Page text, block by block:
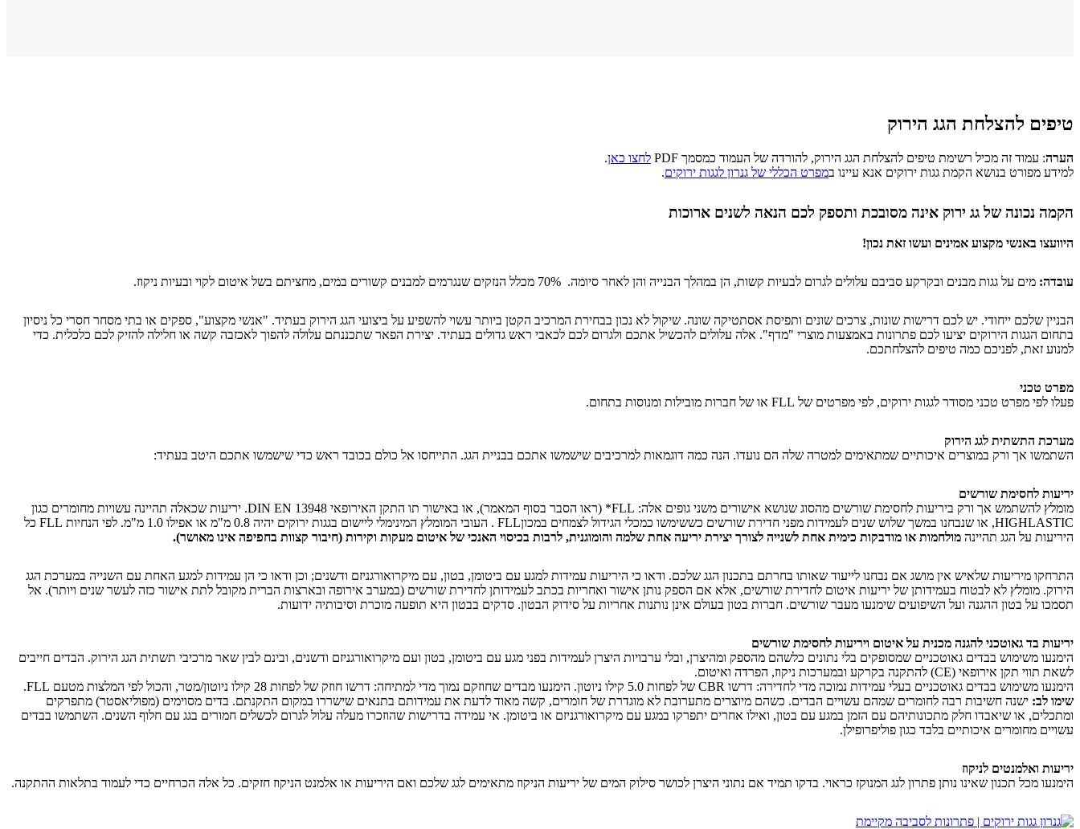
טיפים להצלחת הגג הירוק
הערה: עמוד זה מכיל רשימת טיפים להצלחת הגג הירוק, להורדה של העמוד כמסמך PDF לחצו כאן.
למידע מפורט בנושא הקמת גגות ירוקים אנא עיינו במפרט הכללי של גנרון לגגות ירוקים.
הקמה נכונה של גג ירוק אינה מסובכת ותספק לכם הנאה לשנים ארוכות
היוועצו באנשי מקצוע אמינים ועשו זאת נכון!
עובדה: מים על גגות מבנים ובקרקע סביבם עלולים לגרום לבעיות קשות, הן במהלך הבנייה והן לאחר סיומה. 70% מכלל הנזקים שנגרמים למבנים קשורים במים, מחציתם בשל איטום לקוי ובעיות ניקוז.
הבניין שלכם ייחודי. יש לכם דרישות שונות, צרכים שונים ותפיסת אסתטיקה שונה. שיקול לא נכון בבחירת המרכיב הקטן ביותר עשוי להשפיע על ביצועי הגג הירוק בעתיד. "אנשי מקצוע", ספקים או בתי מסחר חסרי כל ניסיון
בתחום הגגות הירוקים יציעו לכם פתרונות באמצעות מוצרי "מדף". אלה עלולים להכשיל אתכם ולגרום לכם לכאבי ראש גדולים בעתיד. יצירת הפאר שתכננתם עלולה להפוך לאכזבה קשה או חלילה להזיק לכם כלכלית. כדי
למנוע זאת, לפניכם כמה טיפים להצלחתכם.
מפרט טכני
פעלו לפי מפרט טכני מסודר לגגות ירוקים, לפי מפרטים של FLL או של חברות מובילות ומנוסות בתחום.
מערכת התשתית לגג הירוק
השתמשו אך ורק במוצרים איכותיים שמתאימים למטרה שלה הם נועדו. הנה כמה דוגמאות למרכיבים שישמשו אתכם בבניית הגג. התייחסו אל כולם בכובד ראש כדי שישמשו אתכם היטב בעתיד:
יריעות לחסימת שורשים
מומלץ להשתמש אך ורק ביריעות לחסימת שורשים מהסוג שנושא אישורים משני גופים אלה: FLL* (ראו הסבר בסוף המאמר), או באישור תו התקן האירופאי DIN EN 13948. יריעות שכאלה תהיינה עשויות מחומרים כגון
HIGHLASTIC, או שנבחנו במשך שלוש שנים לעמידות מפני חדירת שורשים כששימשו כמכלי הגידול לצמחים במכוןFLL . העובי המומלץ המינימלי ליישום בגגות ירוקים יהיה 0.8 מ"מ או אפילו 1.0 מ"מ. לפי הנחיות FLL כל
היריעות על הגג תהיינה מולחמות או מודבקות כימית אחת לשנייה לצורך יצירת יריעה אחת שלמה והומוגנית, לרבות בכיסוי האנכי של איטום מעקות וקירות (חיבור קצוות בחפיפה אינו מאושר).
התרחקו מיריעות שלאיש אין מושג אם נבחנו לייעוד שאותו בחרתם בתכנון הגג שלכם. ודאו כי היריעות עמידות למגע עם ביטומן, בטון, עם מיקרואורגניזם ודשנים; וכן ודאו כי הן עמידות למגע האחת עם השנייה במערכת הגג
הירוק. מומלץ לא לבטוח בעמידותן של יריעות איטום לחדירת שורשים, אלא אם הספק נותן אישור ואחריות בכתב לעמידותן לחדירת שורשים (במערב אירופה ובארצות הברית מקובל לתת אישור כזה לעשר שנים ויותר). אל
תסמכו על בטון ההגנה ועל השיפועים שימנעו מעבר שורשים. חברות בטון בעולם אינן נותנות אחריות על סידוק הבטון. סדקים בבטון היא תופעה מוכרת וסיבותיה ידועות.
יריעות בד גאוטכני להגנה מכנית על איטום ויריעות לחסימת שורשים
הימנעו משימוש בבדים גאוטכניים שמסופקים בלי נתונים כלשהם מהספק ומהיצרן, ובלי ערבויות היצרן לעמידות בפני מגע עם ביטומן, בטון ועם מיקרואורגניזם ודשנים, ובינם לבין שאר מרכיבי תשתית הגג הירוק. הבדים חייבים
לשאת תווי תקן אירופאי (CE) להתקנה בקרקע ובמערכות ניקוז, הפרדה ואיטום.
הימנעו משימוש בבדים גאוטכניים בעלי עמידות נמוכה מדי לחדירה: דרשו CBR של לפחות 5.0 קילו ניוטון. הימנעו מבדים שחוזקם נמוך מדי למתיחה: דרשו חוזק של לפחות 28 קילו ניוטון/מטר, והכול לפי המלצות מטעם FLL.
שימו לב: ישנה חשיבות רבה לחומרים שמהם עשויים הבדים. כשהם מיוצרים מתערובת לא מוגדרת של חומרים, קשה מאוד לדעת את עמידותם בתנאים שישררו במקום התקנתם. בדים מסוימים (מפוליאסטר) מתפרקים
ומתכלים, או שיאבדו חלק מתכונותיהם עם הזמן במגע עם בטון, ואילו אחרים יתפרקו במגע עם מיקרואורגניזם או ביטומן. אי עמידה בדרישות שהוזכרו מעלה עלול לגרום לכשלים חמורים בגג עם חלוף השנים. השתמשו בבדים
עשויים מחומרים איכותיים בלבד כגון פוליפרופילן.
יריעות ואלמנטים לניקוז
הימנעו מכל תכנון שאינו נותן פתרון לגג המנוקז כראוי. בדקו תמיד אם נתוני היצרן לכושר סילוק המים של יריעות הניקוז מתאימים לגג שלכם ואם היריעות או אלמנט הניקוז חזקים. כל אלה הכרחיים כדי לעמוד בתלאות ההתקנה.